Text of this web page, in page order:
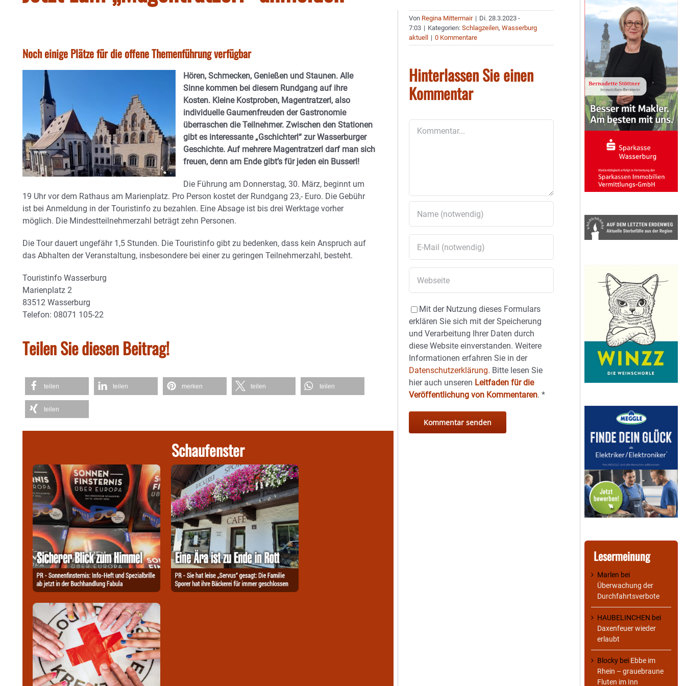
Noch einige Plätze für die offene Themenführung verfügbar
Hören, Schmecken, Genießen und Staunen. Alle
Sinne kommen bei diesem Rundgang auf ihre
Kosten. Kleine Kostproben, Magentratzerl, also
individuelle Gaumenfreuden der Gastronomie
überraschen die Teilnehmer. Zwischen den Stationen
gibt es interessante „Gschichterl“ zur Wasserburger
Geschichte. Auf mehrere Magentratzerl darf man sich
freuen, denn am Ende gibt’s für jeden ein Busserl!
Die Führung am Donnerstag, 30. März, beginnt um
19 Uhr vor dem Rathaus am Marienplatz. Pro Person kostet der Rundgang 23,- Euro. Die Gebühr
ist bei Anmeldung in der Touristinfo zu bezahlen. Eine Absage ist bis drei Werktage vorher
möglich. Die Mindestteilnehmerzahl beträgt zehn Personen.
Die Tour dauert ungefähr 1,5 Stunden. Die Touristinfo gibt zu bedenken, dass kein Anspruch auf
das Abhalten der Veranstaltung, insbesondere bei einer zu geringen Teilnehmerzahl, besteht.
Touristinfo Wasserburg
Marienplatz 2
83512 Wasserburg
Telefon: 08071 105-22
Teilen Sie diesen Beitrag!
teilen teilen merken teilen teilen
teilen
Schaufenster
Von Regina Mittermair | Di. 28.3.2023 -
7:03 | Kategorien:Schlagzeilen,Wasserburg
aktuell
| 0 Kommentare
Hinterlassen Sie einen
Kommentar
Mit der Nutzung dieses Formulars
erklären Sie sich mit der Speicherung
und Verarbeitung Ihrer Daten durch
diese Website einverstanden. Weitere
Informationen erfahren Sie in der
Datenschutzerklärung. Bitte lesen Sie
hier auch unseren Leitfaden für die
Veröffentlichung von Kommentaren.*
Lesermeinung
Marlen bei
Überwachung der
Durchfahrtsverbote
HAUBELINCHEN bei
Daxenfeuer wieder
erlaubt
Blocky bei Ebbe im
Rhein – grauebraune
Fluten im Inn